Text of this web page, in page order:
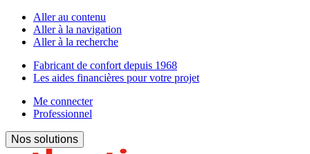
Aller au contenu
Aller à la navigation
Aller à la recherche
Fabricant de confort depuis 1968
Les aides financières pour votre projet
Me connecter
Professionnel
Nos solutions